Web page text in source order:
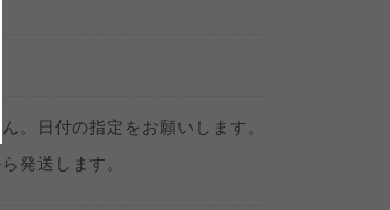
ん。日付の指定をお願いします。
発送します。